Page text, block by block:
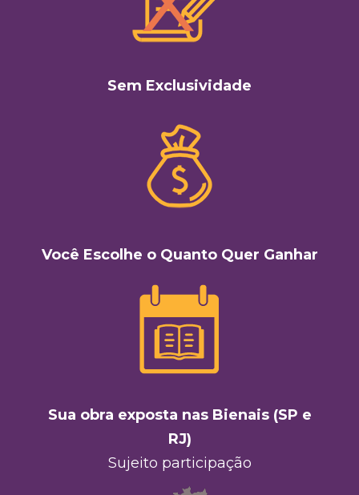
Sem Exclusividade
Você Escolhe o Quanto Quer Ganhar
Sua obra exposta nas Bienais (SP e
RJ)
Sujeito participação